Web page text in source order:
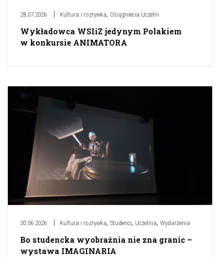
28.07.2026 Kultura i rozrywka, Osiągniecia Uczelni
Wykładowca WSIiZ jedynym Polakiem
w konkursie ANIMATORA
30.06.2026 Kultura i rozrywka, Studenci, Uczelnia, Wydarzenia
Bo studencka wyobraźnia nie zna granic –
wystawa IMAGINARIA